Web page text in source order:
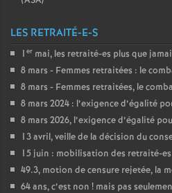
LES RETRAITÉ-E-S
1 er mai, les retraité-es plus que
8 mars - Femmes retraitées : le
8 mars - Femmes retraitées, le
8 mars 2024 : l’exigence d’égalité
8 mars 2026, l’exigence d’égalité
13 avril, veille de la décision du
15 juin : mobilisation des retraité-es
49.3, motion de censure rejetée, la
64 ans, c’est non ! mais pas